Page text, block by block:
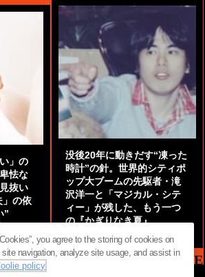
」の
怯な
抜い
」の依
”
』
没後20年に動きだす“凍った
時計”の針。世界的シティポ
ップ大ブームの先駆者・滝
沢洋一と「マジカル・シテ
ィー」が残した、もう一つ
の『かぎりなき夏』
MAG2 NEWS HEADLINE
you agree to the storing of cookies on
navigation, analyze site usage, and assist in
policy